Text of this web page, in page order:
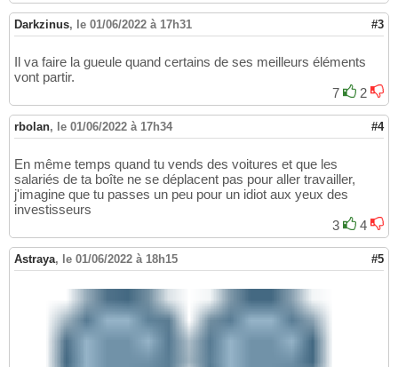
Darkzinus, le 01/06/2022 à 17h31 #3
Il va faire la gueule quand certains de ses meilleurs éléments
vont partir.
7
2
rbolan, le 01/06/2022 à 17h34 #4
En même temps quand tu vends des voitures et que les
salariés de ta boîte ne se déplacent pas pour aller travailler,
j'imagine que tu passes un peu pour un idiot aux yeux des
investisseurs
3
4
Astraya, le 01/06/2022 à 18h15 #5